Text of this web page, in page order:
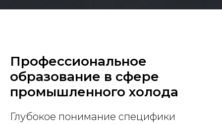
Профессиональное
образование в сфере
промышленного холода
Глубокое понимание специфики